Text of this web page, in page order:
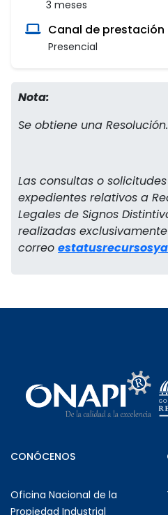
3 meses
Canal de prestación
Presencial
Nota:
Se obtiene una Resolución.
Las consultas o
expedientes relativos a
Legales de Signos
realizadas
correo
CONÓCENOS
Oficina Nacional de la
Propiedad Industrial